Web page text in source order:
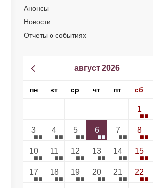
Анонсы
Новости
Отчеты о событиях
август 2026
пн вт ср чт пт сб
1
3 4 5 6 7 8
10 11 12 13 14 15
17 18 19 20 21 22